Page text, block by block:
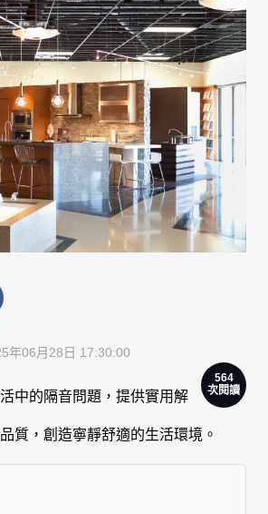
年06月28日 17:30:00
564
次閱讀
中的隔音問題，提供實用解
質，創造寧靜舒適的生活環境。